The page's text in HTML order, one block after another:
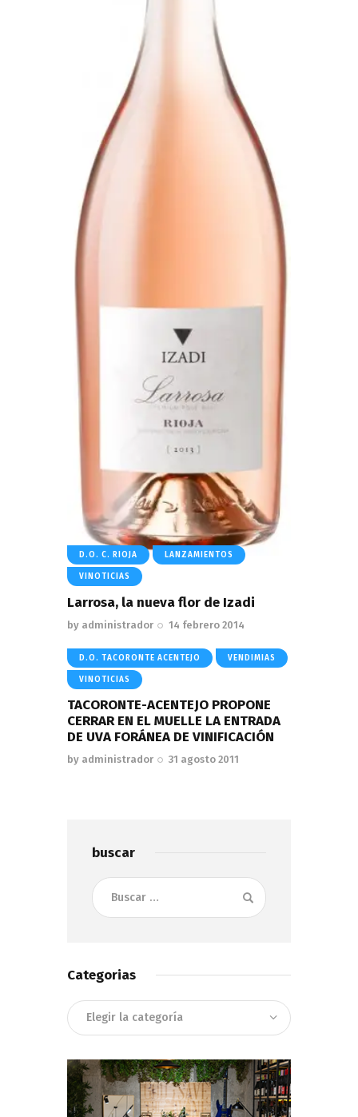
D.O. C. RIOJA LANZAMIENTOS
VINOTICIAS
Larrosa, la nueva flor de Izadi
by administrador 14 febrero 2014
D.O. TACORONTE ACENTEJO VENDIMIAS
VINOTICIAS
TACORONTE-ACENTEJO PROPONE
CERRAR EN EL MUELLE LA ENTRADA
DE UVA FORÁNEA DE VINIFICACIÓN
by administrador 31 agosto 2011
buscar
Buscar:
Categorias
Categorias